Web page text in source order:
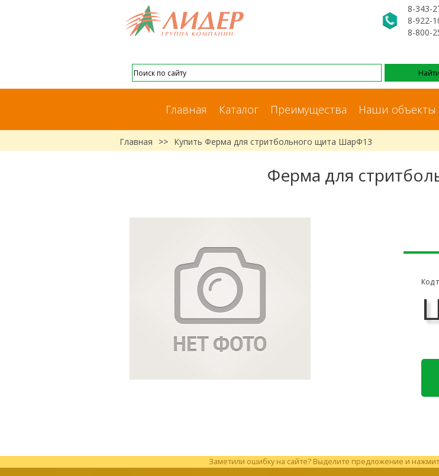
8-343-
8-922-
8-800-
Главная Каталог Преимущества Наши объекты
Главная >> Купить Ферма для стритбольного щита ШарФ13
Ферма для
Код
Заметили ошибку на сайте? Выделите предложение и